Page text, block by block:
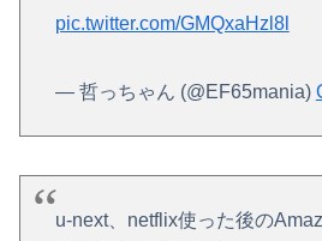
pic.twitter.com/GMQxaHzl8l
— 哲っちゃん (@EF65mania)
u-next、netflix使った後の